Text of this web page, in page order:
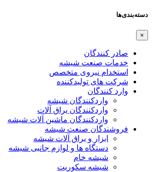
دسته‌بندی‌ها
×
صادر کنندگان
خدمات صنعت شیشه
استخدام نیروی متخصص
شرکت های تولیدکننده
وارد کنندگان
واردکنندگان شیشه
واردکنندگان یراق آلات
واردکنندگان ماشین آلات شیشه
فروشندگان صنعت شیشه
ابزار و یراق آلات شیشه
دستگاه ها و لوازم جانبی شیشه
شیشه خام
شیشه سکوریت